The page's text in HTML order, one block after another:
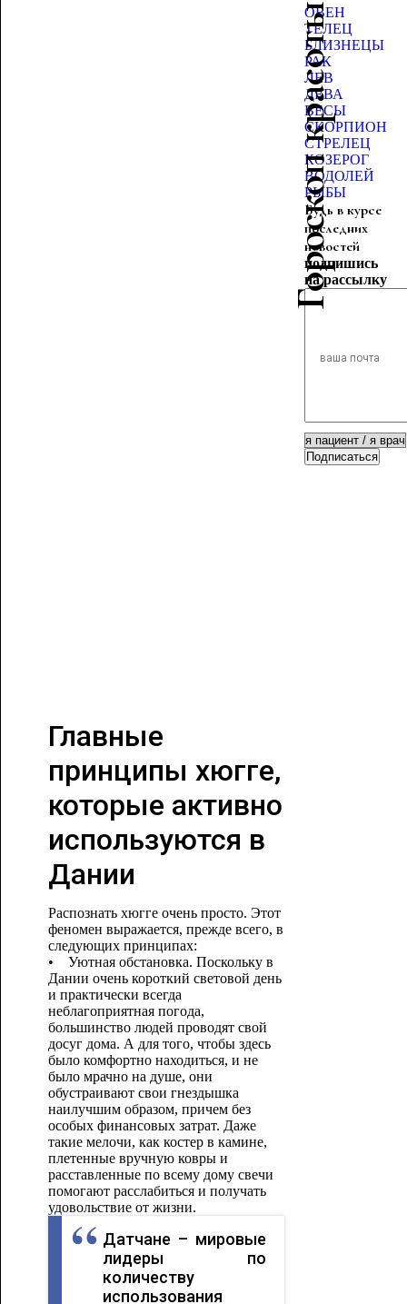
Главные
принципы хюгге,
которые активно
используются в
Дании
Распознать хюгге очень просто. Этот
феномен выражается, прежде всего, в
следующих принципах:
• Уютная обстановка. Поскольку в
Дании очень короткий световой день
и практически всегда
неблагоприятная погода,
большинство людей проводят свой
досуг дома. А для того, чтобы здесь
было комфортно находиться, и не
было мрачно на душе, они
обустраивают свои гнездышка
наилучшим образом, причем без
особых финансовых затрат. Даже
такие мелочи, как костер в камине,
плетенные вручную ковры и
расставленные по всему дому свечи
помогают расслабиться и получать
удовольствие от жизни.
Датчане – мировые
лидеры по
количеству
использования
Гороскоп красоты
ОВЕН
ТЕЛЕЦ
БЛИЗНЕЦЫ
РАК
ЛЕВ
ДЕВА
ВЕСЫ
СКОРПИОН
СТРЕЛЕЦ
КОЗЕРОГ
ВОДОЛЕЙ
РЫБЫ
Будь в курсе
последних
новостей
подпишись
на рассылку
Подписаться